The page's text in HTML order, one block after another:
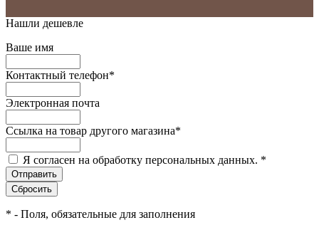
Нашли дешевле
Ваше имя
Контактный телефон*
Электронная почта
Ссылка на товар другого магазина*
Я согласен на обработку персональных данных. *
* - Поля, обязательные для заполнения